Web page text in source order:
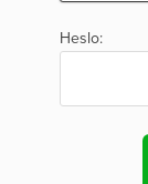
Heslo: